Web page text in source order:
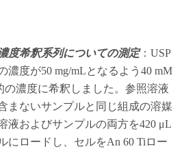
度希釈系列についての測定：USP
濃度が50 mg/mLとなるよう40 mM
濃度に希釈しました。参照溶液
まないサンプルと同じ組成の溶媒
液およびサンプルの両方を420 μL
にロードし、セルをAn 60 Tiロー